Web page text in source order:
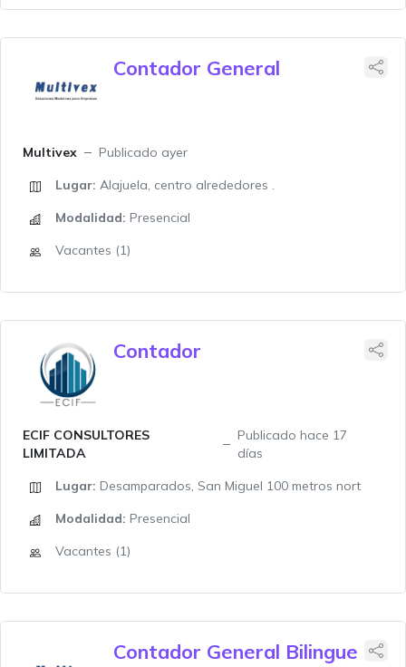
Contador General
Multivex
Publicado ayer
Lugar: Alajuela, centro alrededores .
Modalidad: Presencial
Vacantes (1)
Contador
ECIF CONSULTORES
LIMITADA
Publicado hace 17
días
Lugar: Desamparados, San Miguel 100 metros nort
Modalidad: Presencial
Vacantes (1)
Contador General Bilingue